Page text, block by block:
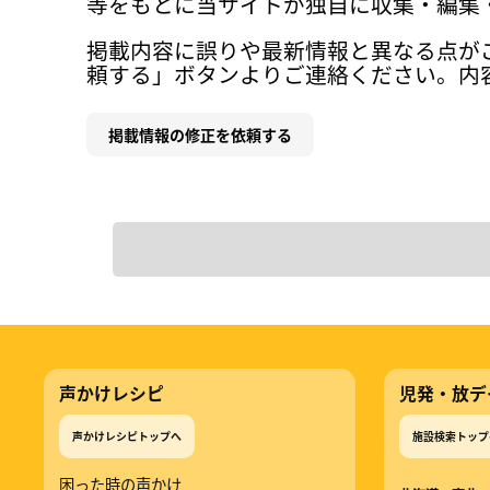
掲載内容に誤りや最新情報と異なる点
頼する」ボタンよりご連絡ください。
掲載情報の修正を依頼する
声かけレシピ
声かけレシピトップへ
困った時の声かけ
児発・放
施設検索トッ